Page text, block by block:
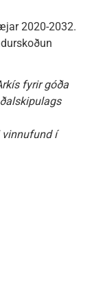
2020-2032.
fyrir góða
vinnufund í